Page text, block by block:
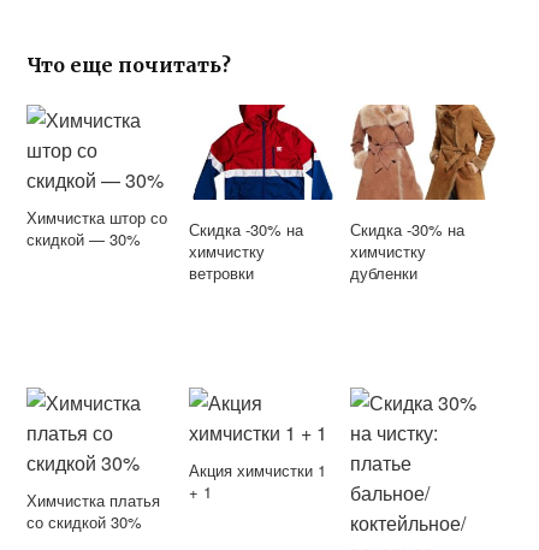
Что еще почитать?
Химчистка штор со
скидкой — 30%
Скидка -30% на
химчистку
ветровки
Скидка -30% на
химчистку
дубленки
Химчистка платья
со скидкой 30%
Акция химчистки 1
+ 1